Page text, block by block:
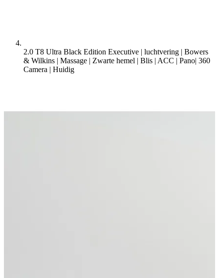
2.0 T8 Ultra Black Edition Executive | luchtvering | Bowers
& Wilkins | Massage | Zwarte hemel | Blis | ACC | Pano| 360
Camera | Huidig